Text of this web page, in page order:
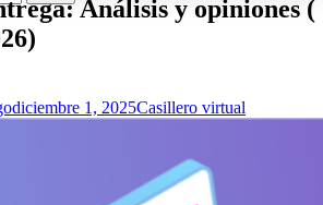
Análisis y opiniones (
diciembre 1, 2025Casillero virtual